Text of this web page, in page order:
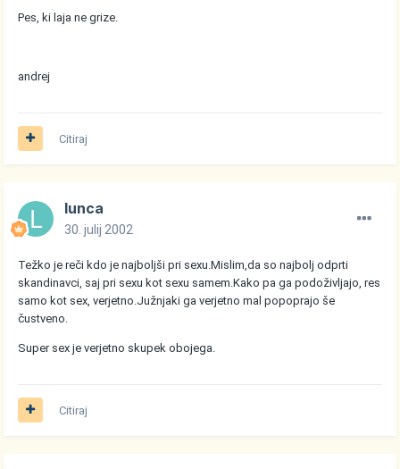
Pes, ki laja ne grize.
andrej
Citiraj
lunca
30. julij 2002
Težko je reči kdo je najboljši pri sexu.Mislim,da so najbolj odprti
skandinavci, saj pri sexu kot sexu samem.Kako pa ga podoživljajo, res
samo kot sex, verjetno.Južnjaki ga verjetno mal popoprajo še
čustveno.
Super sex je verjetno skupek obojega.
Citiraj